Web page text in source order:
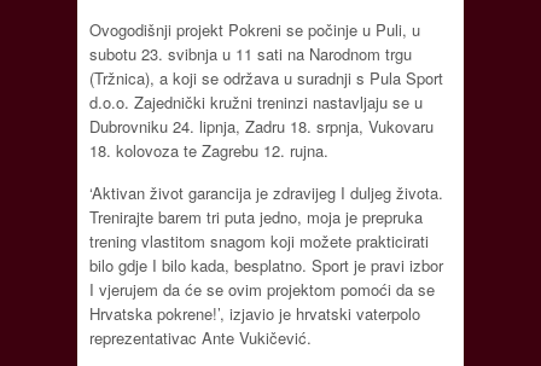
Ovogodišnji projekt Pokreni se počinje u Puli, u
subotu 23. svibnja u 11 sati na Narodnom trgu
(Tržnica), a koji se održava u suradnji s Pula Sport
d.o.o. Zajednički kružni treninzi nastavljaju se u
Dubrovniku 24. lipnja, Zadru 18. srpnja, Vukovaru
18. kolovoza te Zagrebu 12. rujna.
‘Aktivan život garancija je zdravijeg I duljeg života.
Trenirajte barem tri puta jedno, moja je prepruka
trening vlastitom snagom koji možete prakticirati
bilo gdje I bilo kada, besplatno. Sport je pravi izbor
I vjerujem da će se ovim projektom pomoći da se
Hrvatska pokrene!’, izjavio je hrvatski vaterpolo
reprezentativac Ante Vukičević.